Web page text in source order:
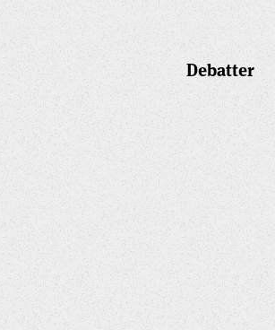
Debatter